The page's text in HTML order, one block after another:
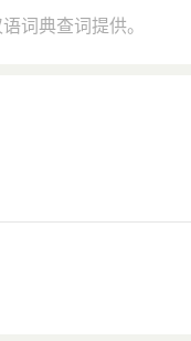
弓藏。”
犬随人还。”
带了猎犬鷂鹰，望乱
」条。
词典查词提供。